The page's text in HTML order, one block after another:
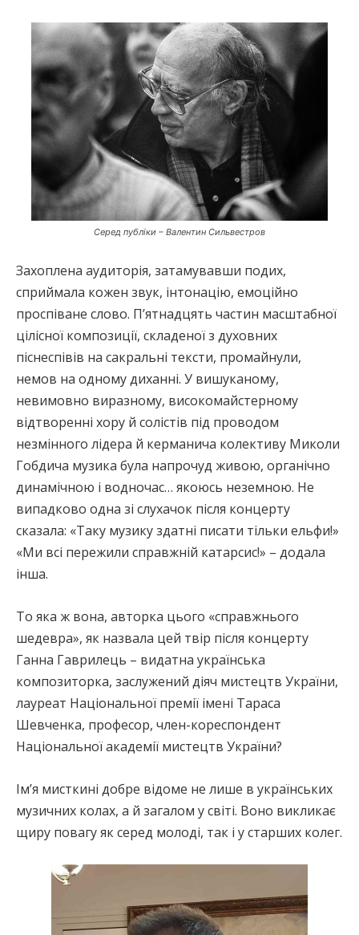
Серед публіки – Валентин Сильвестров
Захоплена аудиторія, затамувавши подих,
сприймала кожен звук, інтонацію, емоційно
проспіване слово. П’ятнадцять частин масштабної
цілісної композиції, складеної з духовних
піснеспівів на сакральні тексти, промайнули,
немов на одному диханні. У вишуканому,
невимовно виразному, високомайстерному
відтворенні хору й солістів під проводом
незмінного лідера й керманича колективу Миколи
Гобдича музика була напрочуд живою, органічно
динамічною і водночас… якоюсь неземною. Не
випадково одна зі слухачок після концерту
сказала: «Таку музику здатні писати тільки ельфи!»
«Ми всі пережили справжній катарсис!» – додала
інша.
То яка ж вона, авторка цього «справжнього
шедевра», як назвала цей твір після концерту
Ганна Гаврилець – видатна українська
композиторка, заслужений діяч мистецтв України,
лауреат Національної премії імені Тараса
Шевченка, професор, член-кореспондент
Національної академії мистецтв України?
Ім’я мисткині добре відоме не лише в українських
музичних колах, а й загалом у світі. Воно викликає
щиру повагу як серед молоді, так і у старших колег.